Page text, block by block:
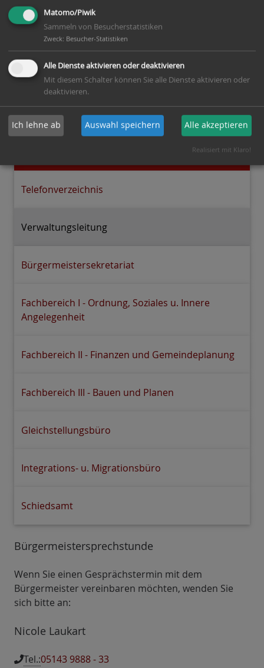
E-Mail:anke.schumann(at)winsen-aller.de
Zuständigkeiten:
Fachbereichsleitung •
Haushaltsplanangelegenheiten • allg. Finanzwesen
Gemeindeverwaltung
Telefonverzeichnis
Verwaltungsleitung
Bürgermeistersekretariat
Fachbereich I - Ordnung, Soziales u. Innere
Angelegenheit
Fachbereich II - Finanzen und Gemeindeplanung
Fachbereich III - Bauen und Planen
Gleichstellungsbüro
Integrations- u. Migrationsbüro
Schiedsamt
Bürgermeistersprechstunde
Wenn Sie einen Gesprächstermin mit dem
Bürgermeister vereinbaren möchten, wenden Sie
sich bitte an:
Nicole Laukart
Tel.:05143 9888 - 33
Matomo/Piwik
Sammeln von Besucherstatistiken
Zweck: Besucher-Statistiken
Alle Dienste aktivieren oder deaktivieren
Mit diesem Schalter können Sie alle Dienste aktivieren oder
deaktivieren.
Ich lehne ab Auswahl speichern Alle akzeptieren
Realisiert mit Klaro!